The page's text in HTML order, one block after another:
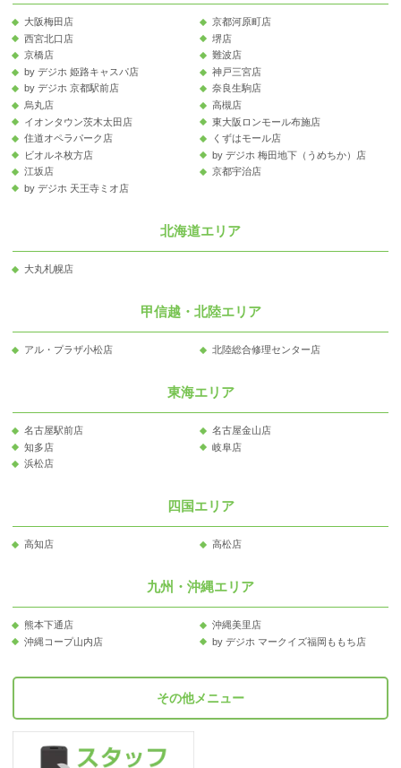
大阪梅田店
京都河原町店
西宮北口店
堺店
京橋店
難波店
by デジホ 姫路キャスパ店
神戸三宮店
by デジホ 京都駅前店
奈良生駒店
烏丸店
高槻店
イオンタウン茨木太田店
東大阪ロンモール布施店
住道オペラパーク店
くずはモール店
ビオルネ枚方店
by デジホ 梅田地下（うめちか）店
江坂店
京都宇治店
by デジホ 天王寺ミオ店
北海道エリア
大丸札幌店
甲信越・北陸エリア
アル・プラザ小松店 北陸総合修理センター店
東海エリア
名古屋駅前店
名古屋金山店
知多店
岐阜店
浜松店
四国エリア
高知店 高松店
九州・沖縄エリア
熊本下通店
沖縄美里店
沖縄コープ山内店
by デジホ マークイズ福岡ももち店
その他メニュー